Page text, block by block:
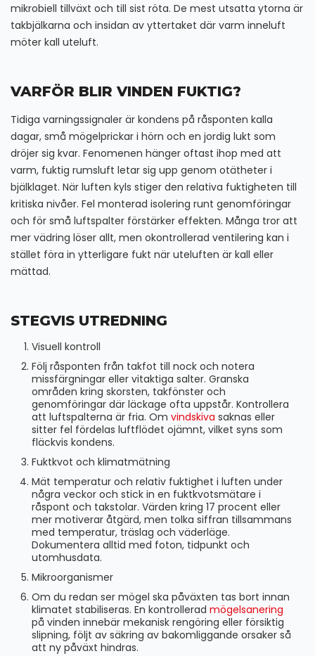
mikrobiell tillväxt och till sist röta. De mest utsatta ytorna är
takbjälkarna och insidan av yttertaket där varm inneluft
möter kall uteluft.
VARFÖR BLIR VINDEN FUKTIG?
Tidiga varningssignaler är kondens på råsponten kalla
dagar, små mögelprickar i hörn och en jordig lukt som
dröjer sig kvar. Fenomenen hänger oftast ihop med att
varm, fuktig rumsluft letar sig upp genom otätheter i
bjälklaget. När luften kyls stiger den relativa fuktigheten till
kritiska nivåer. Fel monterad isolering runt genomföringar
och för små luftspalter förstärker effekten. Många tror att
mer vädring löser allt, men okontrollerad ventilering kan i
stället föra in ytterligare fukt när uteluften är kall eller
mättad.
STEGVIS UTREDNING
Visuell kontroll
Följ råsponten från takfot till nock och notera
missfärgningar eller vitaktiga salter. Granska
områden kring skorsten, takfönster och
genomföringar där läckage ofta uppstår. Kontrollera
att luftspalterna är fria. Om vindskiva saknas eller
sitter fel fördelas luftflödet ojämnt, vilket syns som
fläckvis kondens.
Fuktkvot och klimatmätning
Mät temperatur och relativ fuktighet i luften under
några veckor och stick in en fuktkvotsmätare i
råspont och takstolar. Värden kring 17 procent eller
mer motiverar åtgärd, men tolka siffran tillsammans
med temperatur, träslag och väderläge.
Dokumentera alltid med foton, tidpunkt och
utomhusdata.
Mikroorganismer
Om du redan ser mögel ska påväxten tas bort innan
klimatet stabiliseras. En kontrollerad mögelsanering
på vinden innebär mekanisk rengöring eller försiktig
slipning, följt av säkring av bakomliggande orsaker så
att ny påväxt hindras.